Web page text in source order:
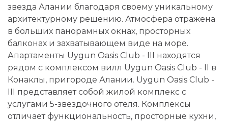
звезда Алании благодаря своему уникальному
архитектурному решению. Атмосфера отражена
в больших панорамных окнах, просторных
балконах и захватывающем виде на море.
Апартаменты Uygun Oasis Club - III находятся
рядом с комплексом вилл Uygun Oasis Club - II в
Конаклы, пригороде Алании. Uygun Oasis Club -
III представляет собой жилой комплекс с
услугами 5-звездочного отеля. Комплексы
отличает функциональность, просторные кухни,